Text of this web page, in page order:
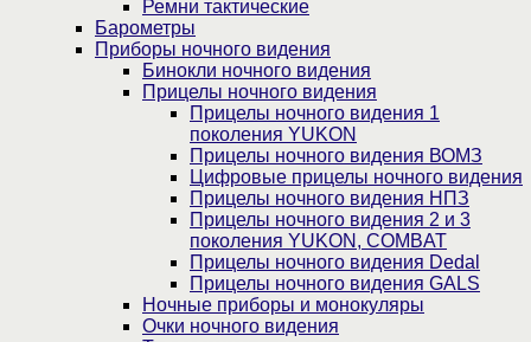
Ремни тактические
Барометры
Приборы ночного видения
Бинокли ночного видения
Прицелы ночного видения
Прицелы ночного видения 1
поколения YUKON
Прицелы ночного видения ВОМЗ
Цифровые прицелы ночного видения
Прицелы ночного видения НПЗ
Прицелы ночного видения 2 и 3
поколения YUKON, COMBAT
Прицелы ночного видения Dedal
Прицелы ночного видения GALS
Ночные приборы и монокуляры
Очки ночного видения